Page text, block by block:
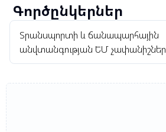
Գործընկերներ
Տրանսպորտի և ճանապարհային
անվտանգության ԵՄ չափանիշներ